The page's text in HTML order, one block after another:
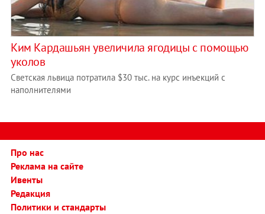
Ким Кардашьян увеличила ягодицы с помощью
уколов
Светская львица потратила $30 тыс. на курс инъекций с
наполнителями
Про нас
Реклама на сайте
Ивенты
Редакция
Политики и стандарты